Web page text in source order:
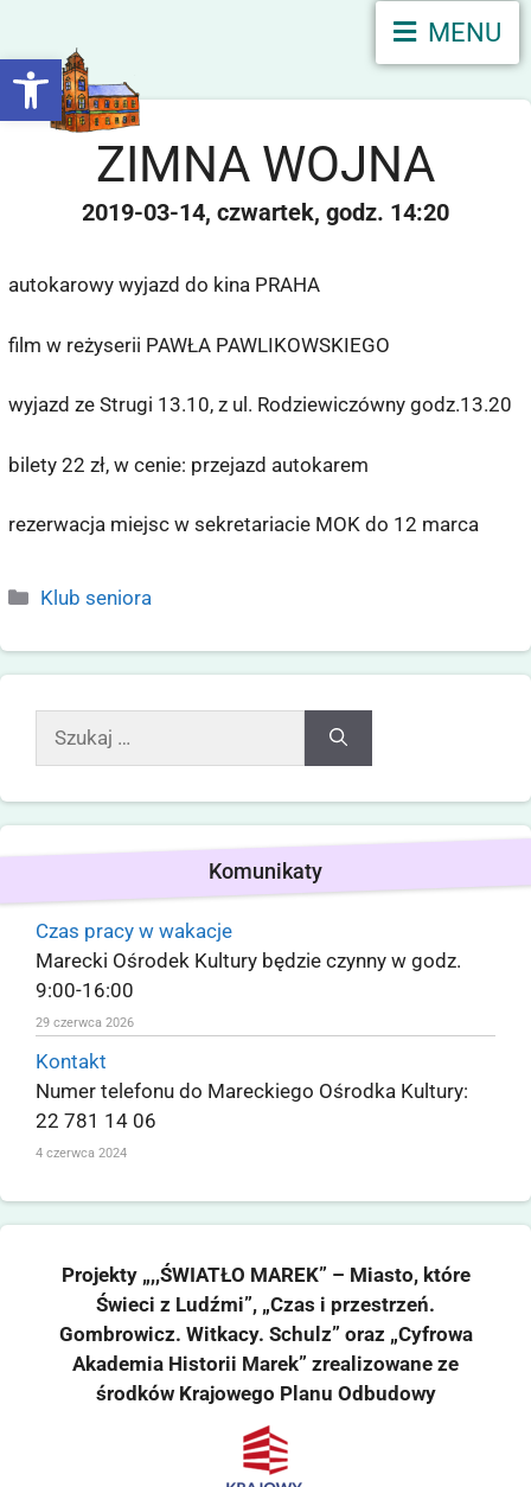
Otwórz pasek narzędzi
MENU
ZIMNA WOJNA
2019-03-14 czwartek 14:20
autokarowy wyjazd do kina PRAHA
film w reżyserii PAWŁA PAWLIKOWSKIEGO
wyjazd ze Strugi 13.10, z ul. Rodziewiczówny godz.13.20
bilety 22 zł, w cenie: przejazd autokarem
rezerwacja miejsc w sekretariacie MOK do 12 marca
Klub seniora
Komunikaty
Czas pracy w wakacje
Marecki Ośrodek Kultury będzie czynny w godz.
9:00-16:00
29 czerwca 2026
Kontakt
Numer telefonu do Mareckiego Ośrodka Kultury:
22 781 14 06
4 czerwca 2024
Projekty „,,ŚWIATŁO MAREK” – Miasto, które
Świeci z Ludźmi”, „Czas i przestrzeń.
Gombrowicz. Witkacy. Schulz” oraz „Cyfrowa
Akademia Historii Marek” zrealizowane ze
środków Krajowego Planu Odbudowy